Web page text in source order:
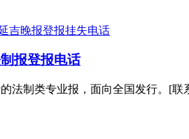
吉晚报登报挂失电话
报登报电话
法制类专业报，面向全国发行。[